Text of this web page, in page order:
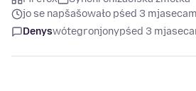
jo se napšašowało pśed 3
Denyswótegronjonypśed 3